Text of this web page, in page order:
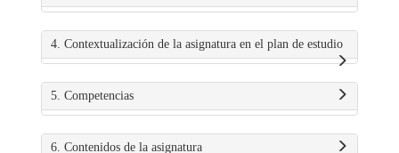
4. Contextualización de la asignatura en el plan de estudio
5. Competencias
6. Contenidos de la asignatura